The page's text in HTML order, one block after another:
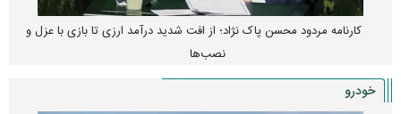
پیش‌بینی بورس امروز دوشنبه ۱۲ مرداد ماه ۱۴۰۵
خودرو